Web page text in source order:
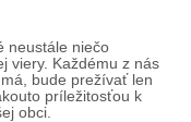
neustále niečo
viery. Každému z nás
bude prežívať len
príležitosťou k
obci.